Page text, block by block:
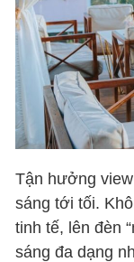
Tận hưởng
sáng tới tối.
tinh tế, lên đèn
sáng đa dạng